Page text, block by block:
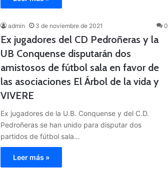
admin 3 de noviembre de 2021 0
Ex jugadores del CD Pedroñeras y la
UB Conquense disputarán dos
amistosos de fútbol sala en favor de
las asociaciones El Árbol de la vida y
VIVERE
Ex jugadores de la U.B. Conquense y del C.D.
Pedroñeras se han unido para disputar dos
partidos de fútbol sala…
Leer más »